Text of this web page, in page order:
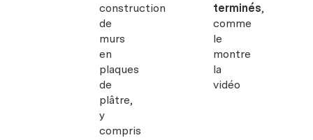
construction
de
murs
en
plaques
de
plâtre,
y
compris
terminés,
comme
le
montre
la
vidéo